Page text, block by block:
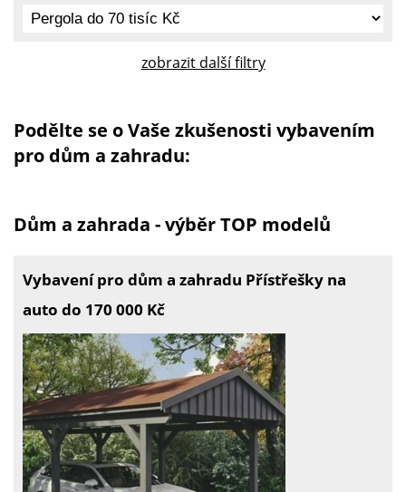
zobrazit další filtry
Podělte se o Vaše zkušenosti vybavením
pro dům a zahradu:
Dům a zahrada - výběr TOP modelů
Vybavení pro dům a zahradu Přístřešky na
auto do 170 000 Kč